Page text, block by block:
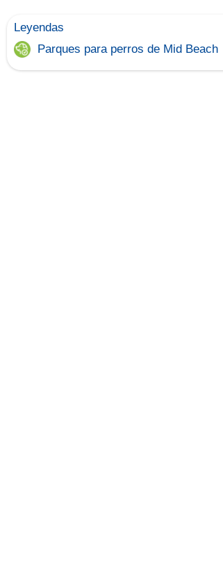
Leyendas
Parques para perros de Mid Beach